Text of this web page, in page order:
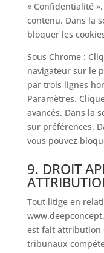
« Confidentialité
contenu. Dans la
bloquer les
Sous Chrome :
navigateur sur le
par trois lignes
Paramètres.
avancés. Dans la
sur préférences.
vous pouvez
9. DROIT
Tout litige en
est fait attribution
tribunaux